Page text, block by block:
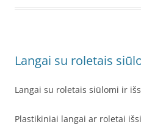
Langai su roletais
Langai su roletais siūlomi ir
Plastikiniai langai ar roletai